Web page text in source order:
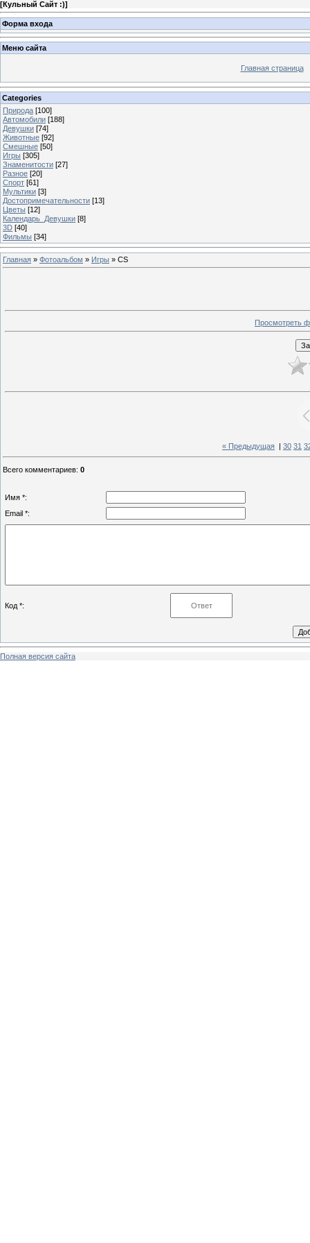
[Кульный Сайт :)]
Форма входа
Меню сайта
Главная страница
Categories
Природа [100]
Автомобили [188]
Девушки [74]
Животные [92]
Смешные [50]
Игры [305]
Знаменитости [27]
Разное [20]
Спорт [61]
Мультики [3]
Достопримечательности [13]
Цветы [12]
Календарь_Девушки [8]
3D [40]
Фильмы [34]
Главная » Фотоальбом » Игры » CS
Просмотреть
« Предыдущая 30 31
Всего комментариев: 0
Имя *:
Email *:
Код *:
Полная версия сайта